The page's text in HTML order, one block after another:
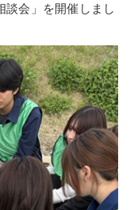
談会」を開催しまし